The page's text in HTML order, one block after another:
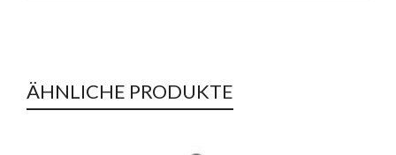
ÄHNLICHE PRODUKTE